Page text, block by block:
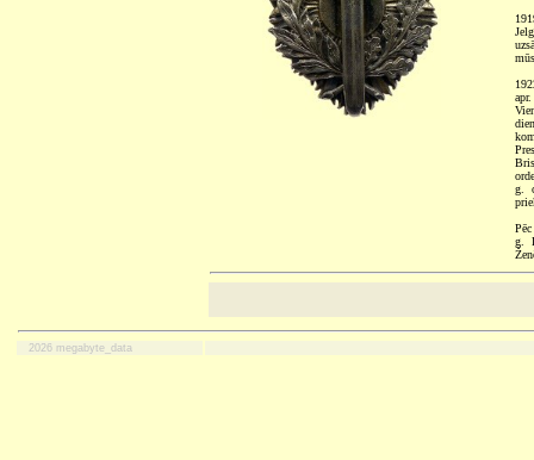
g.
g.
2026 megabyte_data